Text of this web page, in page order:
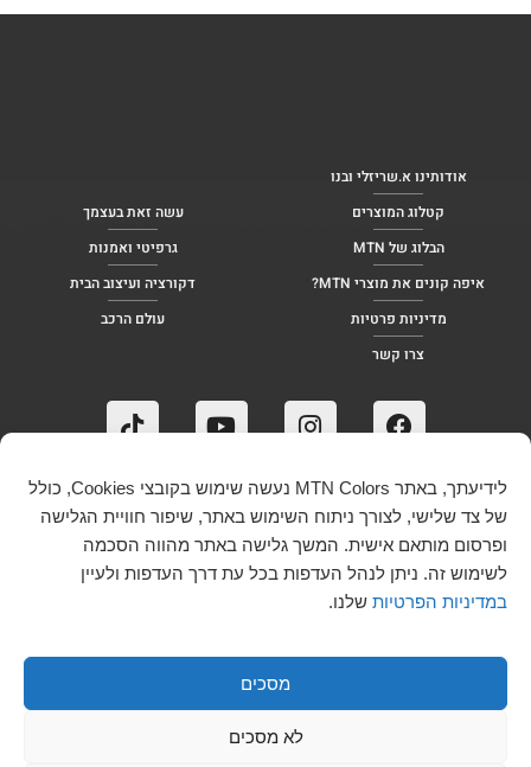
לידיעתך, באתר MTN Colors נעשה שימוש בקובצי Cookies, כולל
של צד שלישי, לצורך ניתוח השימוש באתר, שיפור חוויית הגלישה
ופרסום מותאם אישית. המשך גלישה באתר מהווה הסכמה
לשימוש זה. ניתן לנהל העדפות בכל עת דרך העדפות ולעיין
במדיניות הפרטיות שלנו.
מסכים
לא מסכים
אודותינו א.שריזלי ובנו
קטלוג המוצרים
הבלוג של MTN
איפה קונים את מוצרי MTN?
מדיניות פרטיות
צרו קשר
עשה זאת בעצמך
גרפיטי ואמנות
דקורציה ועיצוב הבית
עולם הרכב